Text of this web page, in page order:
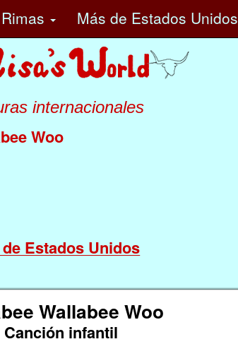
Más de Estados Unidos
internacionales
Woo
Estados Unidos
Wallabee Woo
Canción infantil